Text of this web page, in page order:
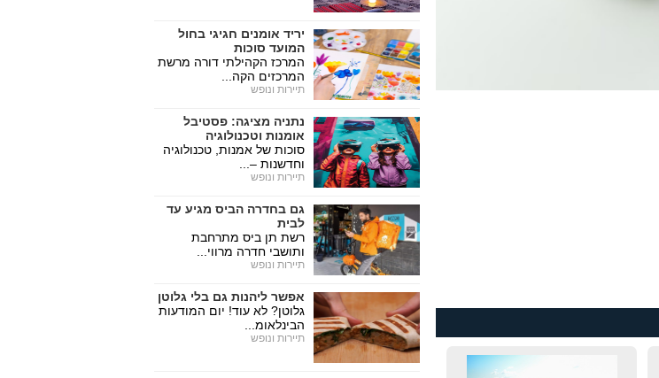
יריד אומנים חגיגי בחול
המועד סוכות
המרכז הקהילתי דורה מרשת
המרכזים הקה...
תיירות ונופש
נתניה מציגה: פסטיבל
אומנות וטכנולוגיה
סוכות של אמנות, טכנולוגיה
וחדשנות –...
תיירות ונופש
גם בחדרה הביס מגיע עד
לבית
רשת תן ביס מתרחבת
ותושבי חדרה מרווי...
תיירות ונופש
אפשר ליהנות גם בלי גלוטן
גלוטן? לא עוד! יום המודעות
הבינלאומ...
תיירות ונופש